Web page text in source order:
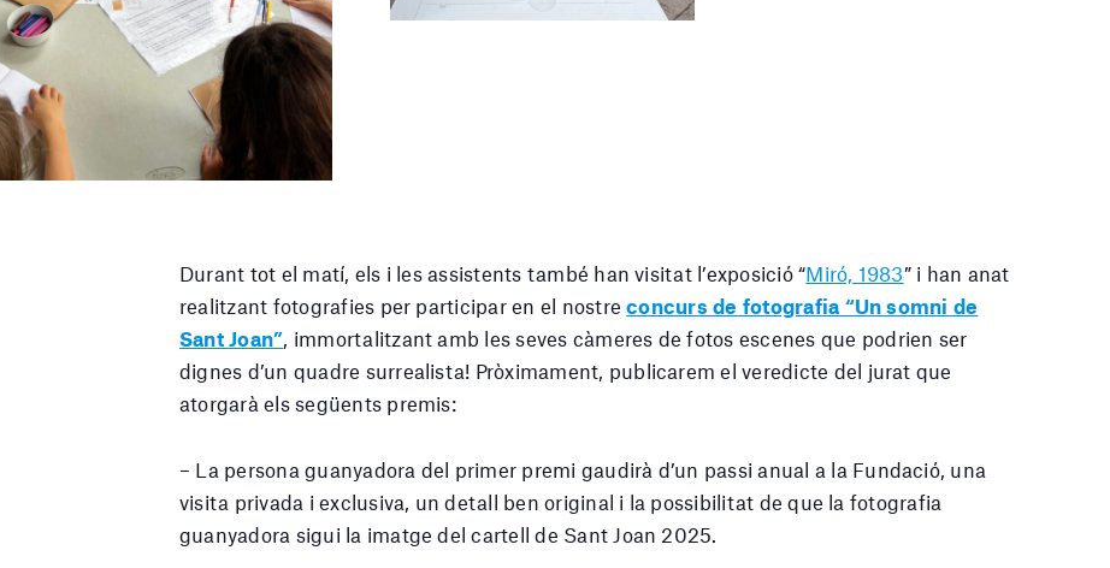
Durant tot el matí, els i les assistents també han visitat l’exposició “Miró, 1983” i han anat
realitzant fotografies per participar en el nostreconcurs de fotografia “Un somni de
Sant Joan” , immortalitzant amb les seves càmeres de fotos escenes que podrien ser
dignes d’un quadre surrealista! Pròximament, publicarem el veredicte del jurat que
atorgarà els següents premis:
– La persona guanyadora del primer premi gaudirà d’un passi anual a la Fundació, una
visita privada i exclusiva, un detall ben original i la possibilitat de que la fotografia
guanyadora sigui la imatge del cartell de Sant Joan 2025.